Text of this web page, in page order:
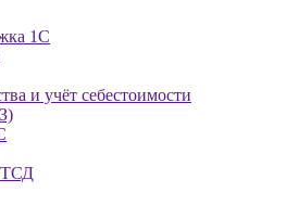
1С
и учёт себестоимости
ТСД